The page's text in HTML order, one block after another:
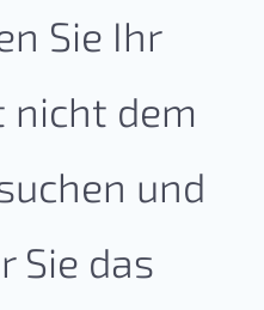
Sie Ihr
nicht dem
und
Sie das